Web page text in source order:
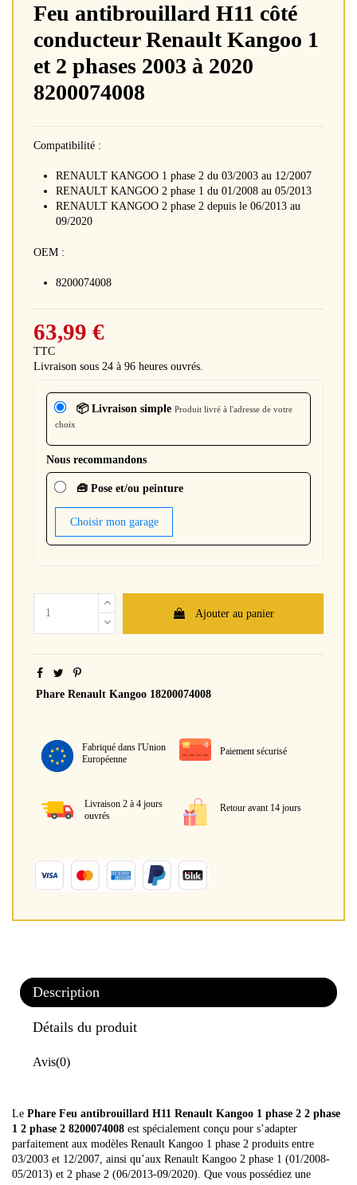
Feu antibrouillard H11 côté
conducteur Renault Kangoo 1
et 2 phases 2003 à 2020
8200074008
Compatibilité :
RENAULT KANGOO 1 phase 2 du 03/2003 au 12/2007
RENAULT KANGOO 2 phase 1 du 01/2008 au 05/2013
RENAULT KANGOO 2 phase 2 depuis le 06/2013 au
09/2020
OEM :
8200074008
63,99 €
TTC
Livraison sous 24 à 96 heures ouvrés.
📦 Livraison simple Produit livré à l'adresse de votre
choix
Nous recommandons
🧰 Pose et/ou peinture
Choisir mon garage
Ajouter au panier
Phare Renault Kangoo 18200074008
Fabriqué dans l'Union
Européenne
Paiement sécurisé
Livraison 2 à 4 jours
ouvrés
Retour avant 14 jours
Description
Détails du produit
Avis(0)
Le Phare Feu antibrouillard H11 Renault Kangoo 1 phase 2 2 phase
1 2 phase 2 8200074008 est spécialement conçu pour s’adapter
parfaitement aux modèles Renault Kangoo 1 phase 2 produits entre
03/2003 et 12/2007, ainsi qu’aux Renault Kangoo 2 phase 1 (01/2008-
05/2013) et 2 phase 2 (06/2013-09/2020). Que vous possédiez une